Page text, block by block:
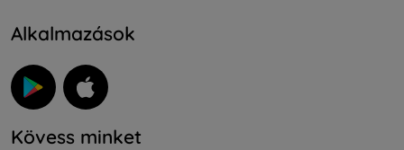
Alkalmazások
Kövess minket